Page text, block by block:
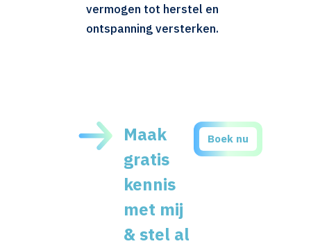
vermogen tot herstel en
ontspanning versterken.
Maak
gratis
kennis
met mij
& stel al
Boek nu